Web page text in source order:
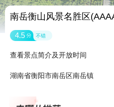
南岳衡山风景名胜区
4.5 分 不错
查看景点简介及开放时间
湖南省衡阳市南岳区南岳镇